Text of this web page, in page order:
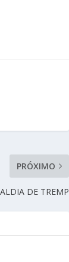
PRÓXIMO
DE TREMP